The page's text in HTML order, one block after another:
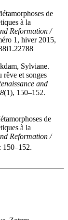
de
à la
Reformation /
1, hiver 2015,
Sylviane.
rêve et songes
and
(1), 150–152.
de
à la
Reformation /
150–152.